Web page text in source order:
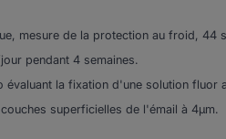
mesure de la protection au froid, 44
pendant 4 semaines.
évaluant la fixation d'une solution fluor
superficielles de l'émail à 4µm.